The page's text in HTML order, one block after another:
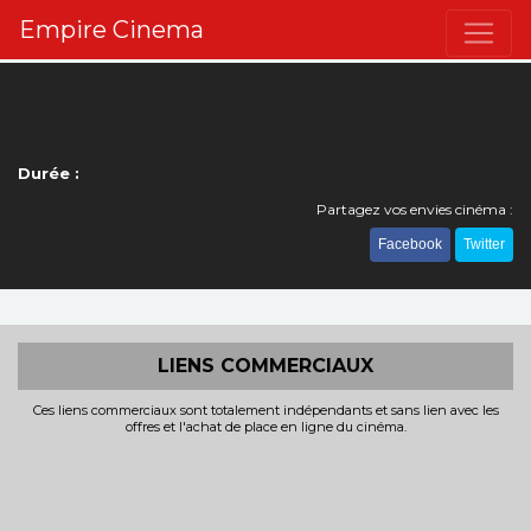
Empire Cinema
Durée :
Partagez vos envies cinéma :
Facebook Twitter
LIENS COMMERCIAUX
Ces liens commerciaux sont totalement indépendants et sans lien avec les
offres et l'achat de place en ligne du cinéma.